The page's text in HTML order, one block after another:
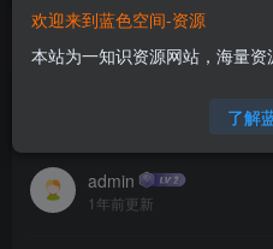
首页 电商运营 正文
小红书虚拟电商项目，
admin
1年前更新
欢迎来到蓝色空间-资源
本站为一知识资源网站，海量
了解